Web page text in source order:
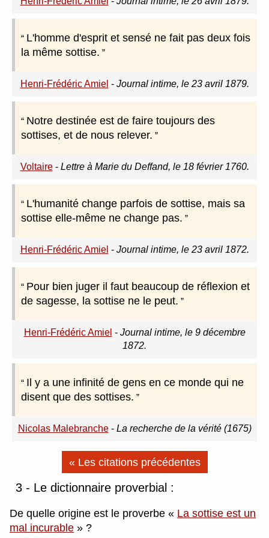
L'homme d'esprit et sensé ne fait pas deux fois
la même sottise.
Henri-Frédéric Amiel - Journal intime, le 23 avril 1879.
Notre destinée est de faire toujours des
sottises, et de nous relever.
Voltaire- Lettre à Marie du Deffand, le 18 février 1760.
L'humanité change parfois de sottise, mais sa
sottise elle-même ne change pas.
Henri-Frédéric Amiel - Journal intime, le 23 avril 1872.
Pour bien juger il faut beaucoup de réflexion et
de sagesse, la sottise ne le peut.
Henri-Frédéric Amiel - Journal intime, le 9 décembre
1872.
Il y a une infinité de gens en ce monde qui ne
disent que des sottises.
Nicolas Malebranche- La recherche de la vérité (1675)
« Les citations précédentes
3 - Le dictionnaire proverbial :
De quelle origine est le proverbe
La sottise est un
mal incurable
?